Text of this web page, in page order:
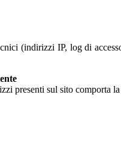
(indirizzi IP, log di
presenti sul sito comporta